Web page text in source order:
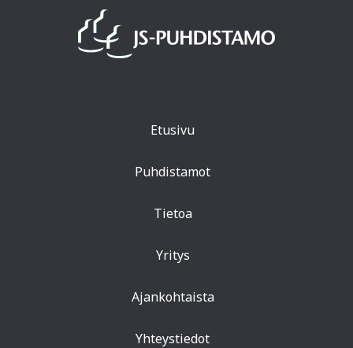
Etusivu
Puhdistamot
Tietoa
Yritys
Ajankohtaista
Yhteystiedot